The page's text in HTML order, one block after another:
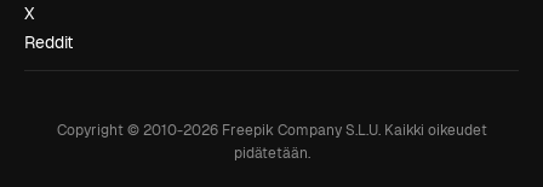
X
Reddit
Copyright © 2010-2026Freepik Company S.L.U. Kaikki oikeudet
pidätetään.